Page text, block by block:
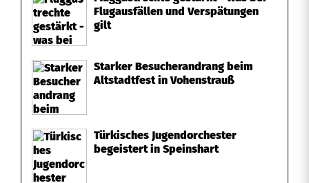
Flugausfällen und Verspätungen
gilt
Starker Besucherandrang beim
Altstadtfest in Vohenstrauß
Türkisches Jugendorchester
begeistert in Speinshart